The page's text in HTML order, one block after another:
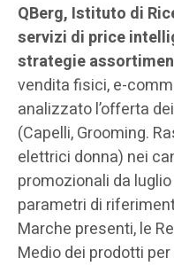
QBerg, Istituto di
servizi di price
strategie
vendita fisici, e-
analizzato l’offerta
(Capelli, Grooming.
elettrici donna) nei
promozionali da
parametri di
Marche presenti, le
Medio dei prodotti